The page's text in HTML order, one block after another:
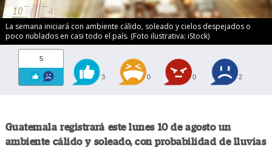
La semana iniciará con ambiente cálido, soleado y cielos despejados o
poco nublados en casi todo el país. (Foto ilustrativa: iStock)
5
3 0 0 2
Guatemala registrará este lunes 10 de agosto un
ambiente cálido y soleado, con probabilidad de lluvias